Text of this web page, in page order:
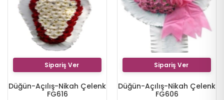
Sipariş Ver
Düğün-Açılış-Nikah Çelenk
FG616
Sipariş Ver
Düğün-Açılış-Nikah Çelenk
FG606